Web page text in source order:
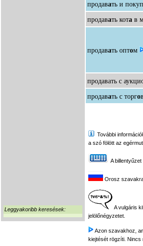
Leggyakoribb keresések:
продавать и покуп
продавать кота в
продавать оптом
продавать с
продавать с торгов
További
a szó fölött az
A
Orosz
A vulgáris
jelölőnégyzetet.
Azon szavakhoz,
kiejtését rögzíti. Nincs